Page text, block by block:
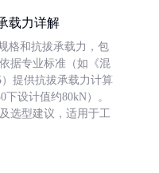
载力详解
格和抗拔承载力，包
据专业标准（如《混
提供抗拔承载力计算
设计值约80kN）。
选型建议，适用于工